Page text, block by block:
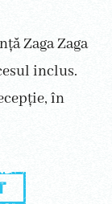
Zaga Zaga
inclus.
în